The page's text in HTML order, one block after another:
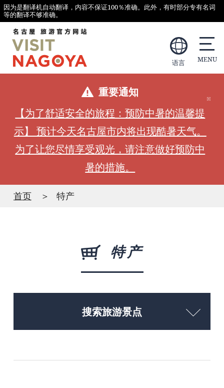
因为是翻译机自动翻译，内容不保证100％准确。此外，有时部分专有名词
等的翻译不够准确。
语言
重要通知
【为了舒适安全的旅程：预防中暑的温馨提
示】 预计今天名古屋市内将出现酷暑天气。
为了让您尽情享受观光，请注意做好预防中
暑的措施。
首页 特产
特产
搜索旅游景点